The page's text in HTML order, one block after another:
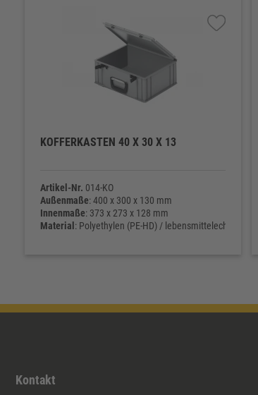
KOFFERKASTEN 40 X 30 X 13
Artikel-Nr. 014-KO
Außenmaße: 400 x 300 x 130 mm
Innenmaße: 373 x 273 x 128 mm
Material : Polyethylen (PE-HD) / lebensmittelecht
Kontakt